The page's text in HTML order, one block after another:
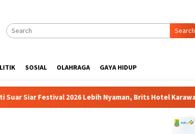
Search
SOSIAL OLAHRAGA GAYA HIDUP
Nyaman, Brits Hotel Karawang Siapkan Paket VIP